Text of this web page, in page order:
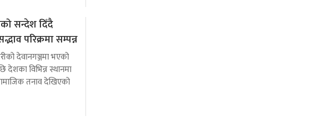
सन्देश दिँदै
परिक्रमा सम्पन्न
देवानगञ्जमा भएको
देशका विभिन्न स्थानमा
तनाव देखिएको